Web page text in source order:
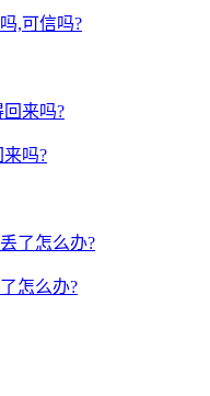
,可信吗?
吗?
怎么办?